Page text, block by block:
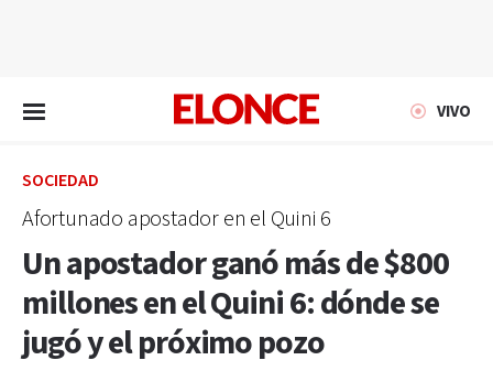
VIVO
SOCIEDAD
Afortunado apostador en el Quini 6
Un apostador ganó más de $800
millones en el Quini 6: dónde se
jugó y el próximo pozo